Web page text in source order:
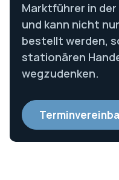
Marktführer in
und kann nicht
bestellt werden,
stationären
wegzudenken.